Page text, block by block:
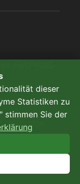
deskundige
dieser
Statistiken zu
stimmen Sie der